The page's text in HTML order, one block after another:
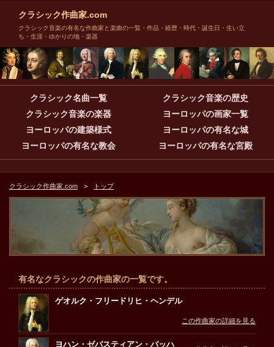
クラシック作曲家.com
クラシック音楽の有名な作曲家と楽曲の一覧・作品・経歴・時代・誕生日・生い立
ち・生涯・ゆかりの地・楽器
クラシック名曲一覧
クラシック音楽の歴史
クラシック音楽の楽器
ヨーロッパの画家一覧
ヨーロッパの建築様式
ヨーロッパの有名な城
ヨーロッパの有名な教会
ヨーロッパの有名な宮殿
クラシック作曲家.com トップ
有名なクラシックの作曲家の一覧です。
ゲオルク・フリードリヒ・ヘンデル
この作曲家の詳細を見る
ヨハン・ゼバスティアン・バッハ